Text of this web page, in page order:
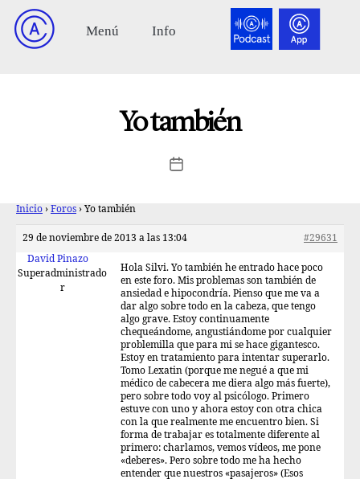
Yo también
Inicio › Foros › Yo también
29 de noviembre de 2013 a las 13:04
#29631
David Pinazo
Superadministrado
r
Hola Silvi. Yo también he entrado hace poco
en este foro. Mis problemas son también de
ansiedad e hipocondría. Pienso que me va a
dar algo sobre todo en la cabeza, que tengo
algo grave. Estoy continuamente
chequeándome, angustiándome por cualquier
problemilla que para mi se hace gigantesco.
Estoy en tratamiento para intentar superarlo.
Tomo Lexatin (porque me negué a que mi
médico de cabecera me diera algo más fuerte),
pero sobre todo voy al psicólogo. Primero
estuve con uno y ahora estoy con otra chica
con la que realmente me encuentro bien. Si
forma de trabajar es totalmente diferente al
primero: charlamos, vemos vídeos, me pone
«deberes». Pero sobre todo me ha hecho
entender que nuestros «pasajeros» (Esos